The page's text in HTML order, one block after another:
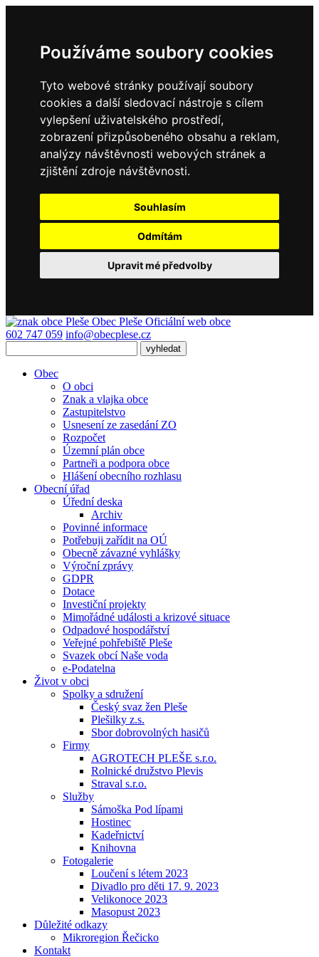
Používáme soubory cookies
Tyto webové stránky používají soubory
cookies a další sledovací nástroje s cílem
vylepšení uživatelského prostředí,
zobrazení přizpůsobeného obsahu a reklam,
analýzy návštěvnosti webových stránek a
zjištění zdroje návštěvnosti.
Souhlasím
Odmítám
Upravit mé předvolby
Obec Pleše Oficiální web obce
602 747 059 info@obecplese.cz
Obec
O obci
Znak a vlajka obce
Zastupitelstvo
Usnesení ze zasedání ZO
Rozpočet
Územní plán obce
Partneři a podpora obce
Hlášení obecního rozhlasu
Obecní úřad
Úřední deska
Archiv
Povinné informace
Potřebuji zařídit na OÚ
Obecně závazné vyhlášky
Výroční zprávy
GDPR
Dotace
Investiční projekty
Mimořádné události a krizové situace
Odpadové hospodářství
Veřejné pohřebiště Pleše
Svazek obcí Naše voda
e-Podatelna
Život v obci
Spolky a sdružení
Český svaz žen Pleše
Plešilky z.s.
Sbor dobrovolných hasičů
Firmy
AGROTECH PLEŠE s.r.o.
Rolnické družstvo Plevis
Straval s.r.o.
Služby
Sámoška Pod lípami
Hostinec
Kadeřnictví
Knihovna
Fotogalerie
Loučení s létem 2023
Divadlo pro děti 17. 9. 2023
Velikonoce 2023
Masopust 2023
Důležité odkazy
Mikroregion Řečicko
Kontakt